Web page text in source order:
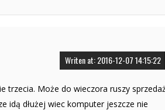
Writen at: 2016-12-07 14:15:22
trzecia. Może do wieczora ruszy sprzedaż
idą dłużej wiec komputer jeszcze nie